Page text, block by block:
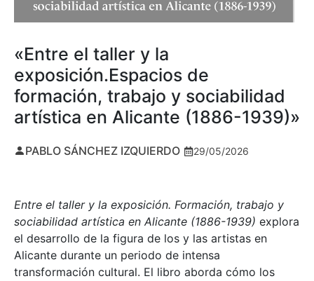
«Entre el taller y la
exposición.Espacios de
formación, trabajo y sociabilidad
artística en Alicante (1886-1939)»
PABLO SÁNCHEZ IZQUIERDO 29/05/2026
Entre el taller y la exposición. Formación, trabajo y
sociabilidad artística en Alicante (1886-1939) explora
el desarrollo de la figura de los y las artistas en
Alicante durante un periodo de intensa
transformación cultural. El libro aborda cómo los